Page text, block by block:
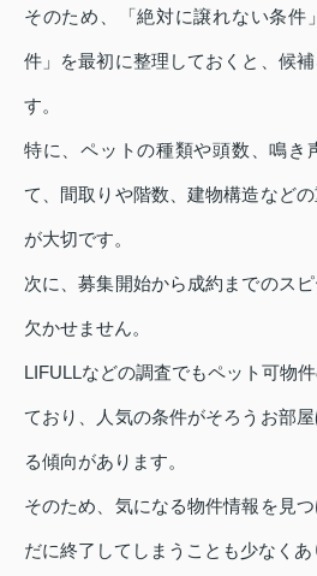
そのため、「絶対に譲れない条件
件」を最初に整理しておくと、候
す。
特に、ペットの種類や頭数、鳴き
て、間取りや階数、建物構造など
が大切です。
次に、募集開始から成約までのス
欠かせません。
LIFULLなどの調査でもペット可物
ており、人気の条件がそろうお部
る傾向があります。
そのため、気になる物件情報を見
だに終了してしまうことも少なくあ